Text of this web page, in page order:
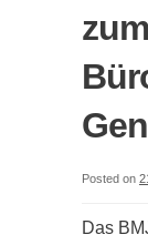
zum
Posted on
Das